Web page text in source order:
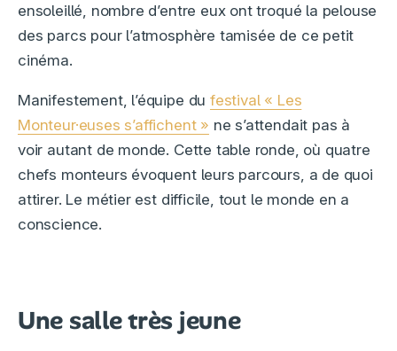
ensoleillé, nombre d’entre eux ont troqué la pelouse
des parcs pour l’atmosphère tamisée de ce petit
cinéma.
Manifestement, l’équipe du festival « Les
Monteur·euses s’affichent » ne s’attendait pas à
voir autant de monde. Cette table ronde, où quatre
chefs monteurs évoquent leurs parcours, a de quoi
attirer. Le métier est difficile, tout le monde en a
conscience.
Une salle très jeune